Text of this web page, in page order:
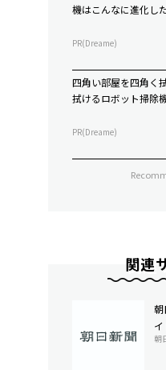
機はこんなに進化し
PR(Dreame)
四角い部屋を四角く
拭けるロボット掃除
PR(Dreame)
関連
朝
イ
朝